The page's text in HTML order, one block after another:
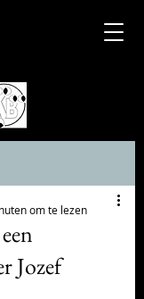
Jozef
om te lezen